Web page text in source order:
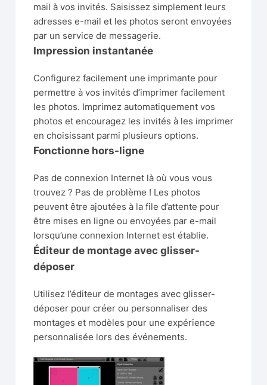
mail à vos invités. Saisissez simplement leurs
adresses e-mail et les photos seront envoyées
par un service de messagerie.
Impression instantanée
Configurez facilement une imprimante pour
permettre à vos invités d’imprimer facilement
les photos. Imprimez automatiquement vos
photos et encouragez les invités à les imprimer
en choisissant parmi plusieurs options.
Fonctionne hors-ligne
Pas de connexion Internet là où vous vous
trouvez ? Pas de problème ! Les photos
peuvent être ajoutées à la file d’attente pour
être mises en ligne ou envoyées par e-mail
lorsqu’une connexion Internet est établie.
Éditeur de montage avec glisser-
déposer
Utilisez l’éditeur de montages avec glisser-
déposer pour créer ou personnaliser des
montages et modèles pour une expérience
personnalisée lors des événements.